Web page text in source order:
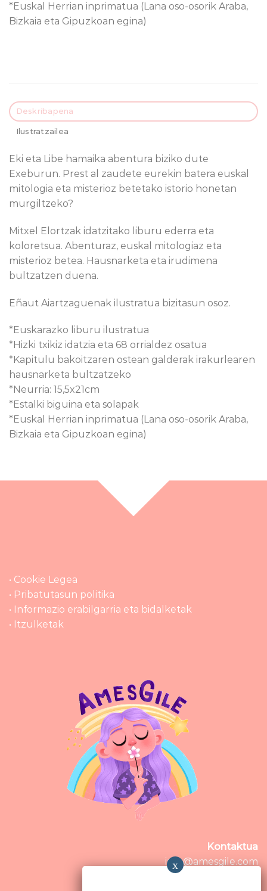
*Euskal Herrian inprimatua (Lana oso-osorik Araba,
Bizkaia eta Gipuzkoan egina)
Deskribapena
Ilustratzailea
Eki eta Libe hamaika abentura biziko dute
Exeburun. Prest al zaudete eurekin batera euskal
mitologia eta misterioz betetako istorio honetan
murgiltzeko?
Mitxel Elortzak idatzitako liburu ederra eta
koloretsua. Abenturaz, euskal mitologiaz eta
misterioz betea. Hausnarketa eta irudimena
bultzatzen duena.
Eñaut Aiartzaguenak ilustratua bizitasun osoz.
*Euskarazko liburu ilustratua
*Hizki txikiz idatzia eta 68 orrialdez osatua
*Kapitulu bakoitzaren ostean galderak irakurlearen
hausnarketa bultzatzeko
*Neurria: 15,5x21cm
*Estalki biguina eta solapak
*Euskal Herrian inprimatua (Lana oso-osorik Araba,
Bizkaia eta Gipuzkoan egina)
• Cookie Legea
• Pribatutasun politika
• Informazio erabilgarria eta bidalketak
• Itzulketak
Kontaktua
info@amesgile.com